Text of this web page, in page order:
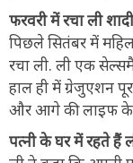
फरवरी में रचा ली शादी
पिछले सितंबर में
रचा ली. ली एक
हाल ही में ग्रेजुएशन
और आगे की लाइफ के
पत्नी के घर में रहते हैं